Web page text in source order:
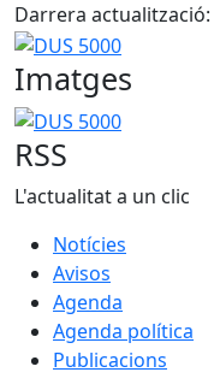
Darrera
DUS 5000
Imatges
DUS 5000
RSS
L'actualitat a un clic
Notícies
Avisos
Agenda
Agenda política
Publicacions